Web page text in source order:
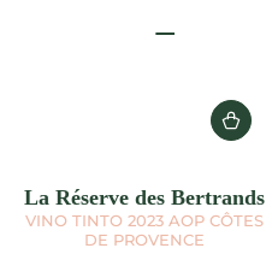
La Réserve des Bertrands
VINO TINTO 2023 AOP CÔTES
DE PROVENCE